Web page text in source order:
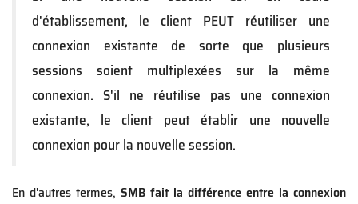
d'établissement, le client PEUT réutiliser une
connexion existante de sorte que plusieurs
sessions soient multiplexées sur la même
connexion. S'il ne réutilise pas une connexion
existante, le client peut établir une nouvelle
connexion pour la nouvelle session.
En d'autres termes, SMB fait la différence entre la connexion